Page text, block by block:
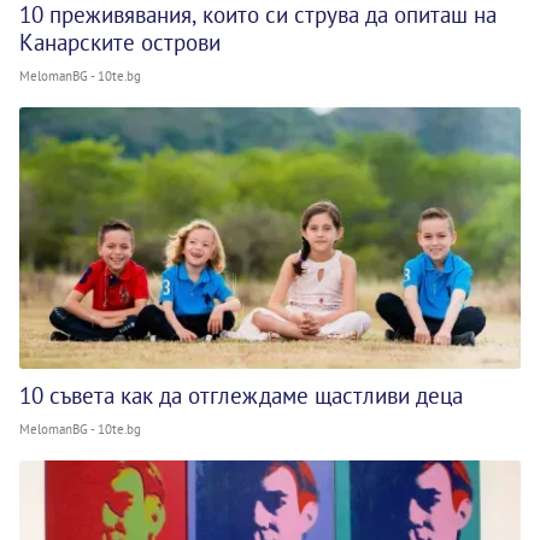
10 преживявания, които си струва да опиташ на
Канарските острови
MelomanBG - 10te.bg
10 съвета как да отглеждаме щастливи деца
MelomanBG - 10te.bg